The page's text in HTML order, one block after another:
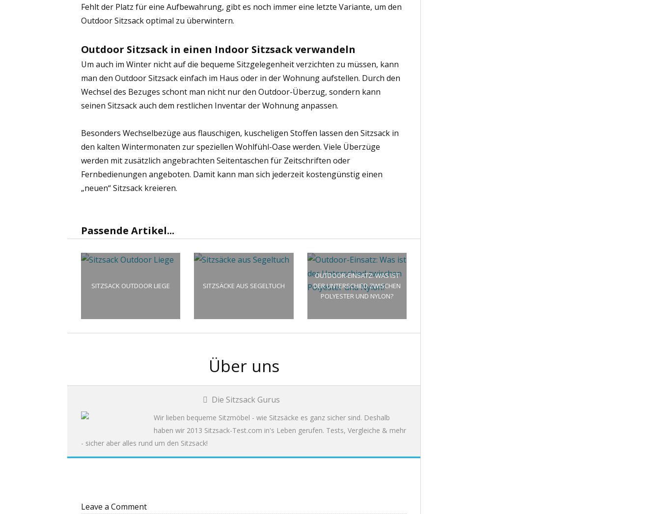
Fehlt der Platz für eine Aufbewahrung, gibt es noch immer eine letzte Variante, um den
Outdoor Sitzsack optimal zu überwintern.
Outdoor Sitzsack in einen Indoor Sitzsack verwandeln
Um auch im Winter nicht auf die bequeme Sitzgelegenheit verzichten zu müssen, kann
man den Outdoor Sitzsack einfach im Haus oder in der Wohnung aufstellen. Durch den
Wechsel des Bezuges schont man nicht nur den Outdoor-Überzug, sondern kann
seinen Sitzsack auch dem restlichen Inventar der Wohnung anpassen.
Besonders Wechselbezüge aus flauschigen, kuscheligen Stoffen lassen den Sitzsack in
den kalten Wintermonaten zur speziellen Wohlfühl-Oase werden. Viele Überzüge
werden mit zusätzlich angebrachten Seitentaschen für Zeitschriften oder
Fernbedienungen angeboten. Damit kann man sich jederzeit kostengünstig einen
„neuen“ Sitzsack kreieren.
Passende Artikel...
SITZSACK OUTDOOR LIEGE SITZSÄCKE AUS SEGELTUCH
OUTDOOR-EINSATZ: WAS IST
DER UNTERSCHIED ZWISCHEN
POLYESTER UND NYLON?
Über uns
Die Sitzsack Gurus
Wir lieben bequeme Sitzmöbel - wie Sitzsäcke es ganz sicher sind. Deshalb
haben wir 2013 Sitzsack-Test.com in's Leben gerufen. Tests, Vergleiche & mehr
- sicher aber alles rund um den Sitzsack!
Leave a Comment